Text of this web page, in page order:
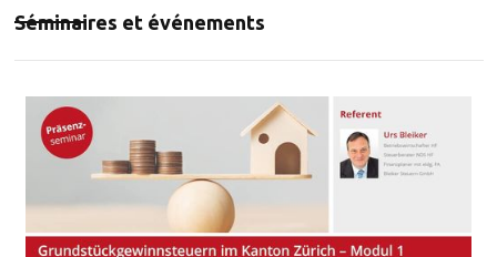
Séminaires et événements